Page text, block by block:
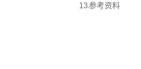
13.参考资料